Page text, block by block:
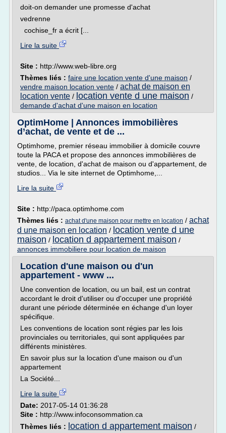
doit-on demander une promesse d'achat
vedrenne
cochise_fr a écrit [...
Lire la suite
Site : http://www.web-libre.org
Thèmes liés : faire une location vente d'une maison /
vendre maison location vente / achat de maison en
location vente / location vente d une maison /
demande d'achat d'une maison en location
OptimHome | Annonces immobilières
d’achat, de vente et de ...
Optimhome, premier réseau immobilier à domicile couvre
toute la PACA et propose des annonces immobilières de
vente, de location, d'achat de maison ou d'appartement, de
studios... Via le site internet de Optimhome,...
Lire la suite
Site : http://paca.optimhome.com
Thèmes liés : achat d'une maison pour mettre en location / achat
d une maison en location / location vente d une
maison / location d appartement maison /
annonces immobiliere pour location de maison
Location d'une maison ou d'un
appartement - www ...
Une convention de location, ou un bail, est un contrat
accordant le droit d'utiliser ou d'occuper une propriété
durant une période déterminée en échange d'un loyer
spécifique.
Les conventions de location sont régies par les lois
provinciales ou territoriales, qui sont appliquées par
différents ministères.
En savoir plus sur la location d'une maison ou d'un
appartement
La Société...
Lire la suite
Date: 2017-05-14 01:36:28
Site : http://www.infoconsommation.ca
Thèmes liés : location d appartement maison /